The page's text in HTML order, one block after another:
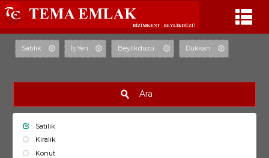
Satılık İş Yeri Beylikdüzü Dükkan
Ara
Satılık
Kiralık
Konut